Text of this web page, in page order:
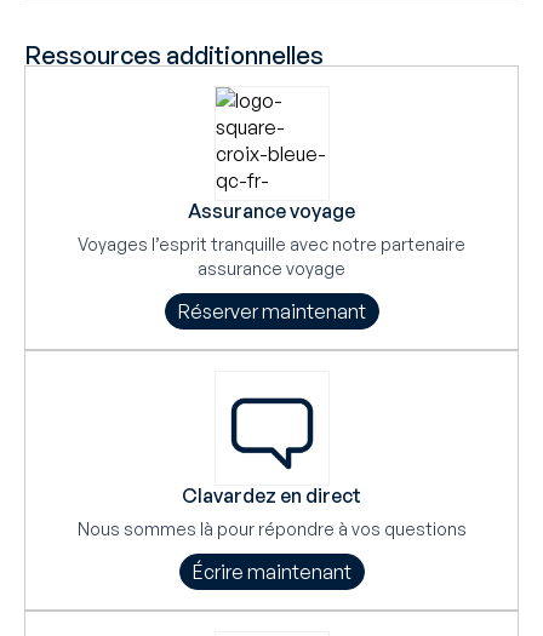
Ressources additionnelles
Assurance voyage
Voyages l’esprit tranquille avec notre partenaire
assurance voyage
Réserver maintenant
Clavardez en direct
Nous sommes là pour répondre à vos questions
Écrire maintenant